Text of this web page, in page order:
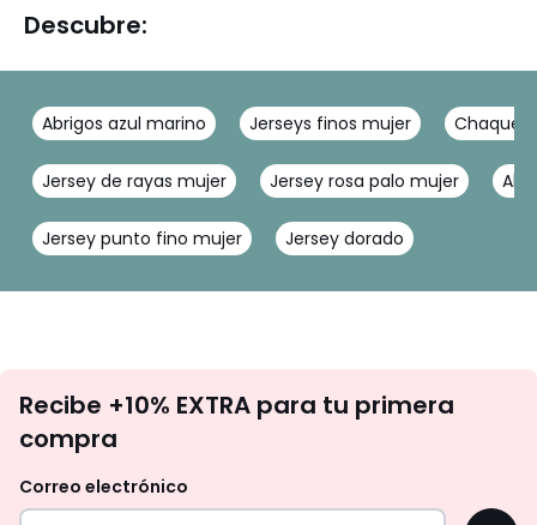
Descubre:
Abrigos azul marino Jerseys finos mujer
Jersey de rayas mujer Jersey rosa palo mujer
Jersey punto fino mujer Jersey dorado
te
tu
Recibe +10% EXTRA para tu primera
compra
Correo electrónico
OK